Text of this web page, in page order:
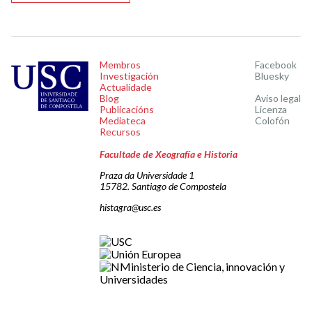
Membros
Investigación
Actualidade
Blog
Publicacións
Mediateca
Recursos
Facebook
Bluesky
Aviso legal
Licenza
Colofón
Facultade de Xeografía e Historia
Praza da Universidade 1
15782. Santiago de Compostela
histagra@usc.es